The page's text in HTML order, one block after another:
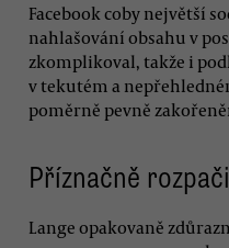
Facebook coby největší
nahlašování obsahu v
zkomplikoval, takže i
v tekutém a
poměrně pevně
Příznačně
Lange opakovaně